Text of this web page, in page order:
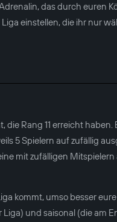
das durch euren
einstellen, die ihr nur
Rang 11 erreicht
5 Spielern auf zufällig
mit zufälligen
kommt, umso besser
und saisonal (die am